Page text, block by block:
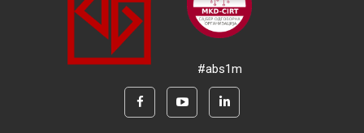
#abs1m